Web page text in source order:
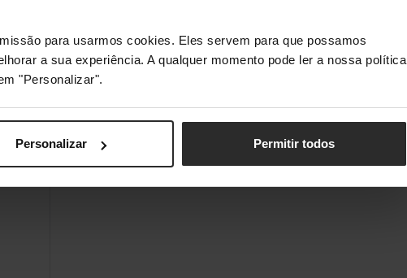
para usarmos cookies. Eles servem para que possamos
a sua experiência. A qualquer momento pode ler a nossa política
"Personalizar".
Personalizar Permitir todos